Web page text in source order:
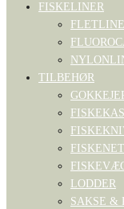
FISKELINER
TILBEHØR
FISKENET
LODDER
SAKSE &